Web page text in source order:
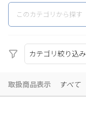
瓶詰
カテゴリ絞り込み
取扱商品表示 すべて